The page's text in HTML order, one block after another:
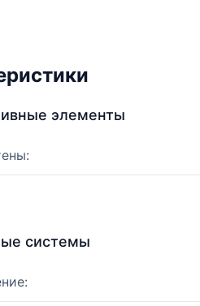
элементы
системы